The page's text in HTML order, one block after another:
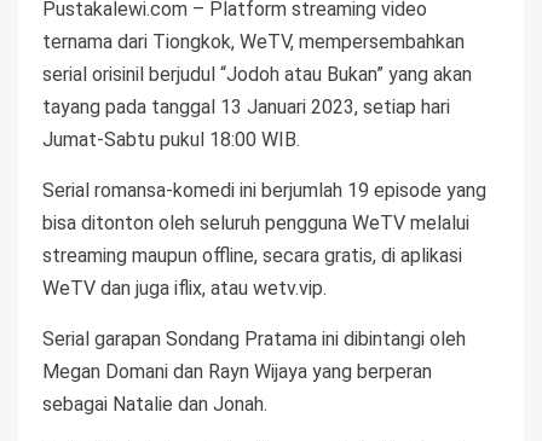
Pustakalewi.com – Platform streaming video
ternama dari Tiongkok, WeTV, mempersembahkan
serial orisinil berjudul “Jodoh atau Bukan” yang akan
tayang pada tanggal 13 Januari 2023, setiap hari
Jumat-Sabtu pukul 18:00 WIB.
Serial romansa-komedi ini berjumlah 19 episode yang
bisa ditonton oleh seluruh pengguna WeTV melalui
streaming maupun offline, secara gratis, di aplikasi
WeTV dan juga iflix, atau wetv.vip.
Serial garapan Sondang Pratama ini dibintangi oleh
Megan Domani dan Rayn Wijaya yang berperan
sebagai Natalie dan Jonah.